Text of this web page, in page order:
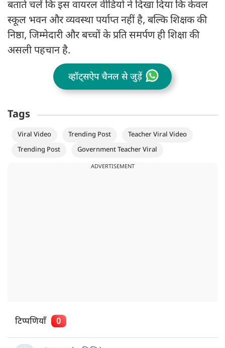
बताते चलें कि इस वायरल वीडियो ने दिखा दिया कि केवल
स्कूल भवन और व्यवस्था पर्याप्त नहीं है, बल्कि शिक्षक की
निष्ठा, जिम्मेदारी और बच्चों के प्रति समर्पण ही शिक्षा की
असली पहचान है.
व्हॉट्सऐप चैनल से जुड़ें
Tags
Viral Video Trending Post
Teacher Viral Video
Trending Post
Government Teacher Viral
ADVERTISEMENT
टिप्पणियाँ 0